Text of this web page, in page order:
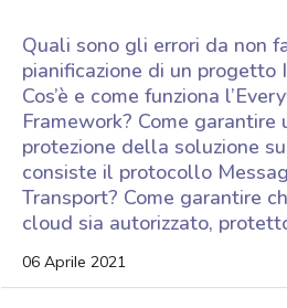
Quali sono gli errori da non
pianificazione di un progetto
Cos’è e come funziona
Framework? Come garantire
protezione della soluzione
consiste il protocollo
Transport? Come garantire
cloud sia autorizzato,
06 Aprile 2021